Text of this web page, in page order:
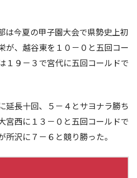
は今夏の甲子園大会で県勢史上初
が、越谷東を１０－０と五回コー
１９－３で宮代に五回コールドで
延長十回、５－４とサヨナラ勝ち
宮西に１３－０と五回コールドで
沢に７－６と競り勝った。